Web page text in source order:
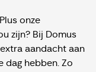
onze
zijn? Bij Domus
aandacht aan
dag hebben. Zo